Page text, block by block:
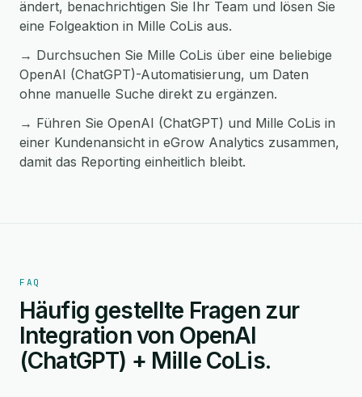
ändert, benachrichtigen Sie Ihr Team und lösen Sie
eine Folgeaktion in Mille CoLis aus.
→ Durchsuchen Sie Mille CoLis über eine beliebige
OpenAI (ChatGPT)-Automatisierung, um Daten
ohne manuelle Suche direkt zu ergänzen.
→ Führen Sie OpenAI (ChatGPT) und Mille CoLis in
einer Kundenansicht in eGrow Analytics zusammen,
damit das Reporting einheitlich bleibt.
FAQ
Häufig gestellte Fragen zur
Integration von OpenAI
(ChatGPT) + Mille CoLis.